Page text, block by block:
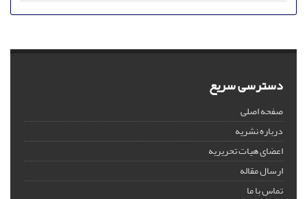
دسترسی سریع
صفحه اصلی
درباره نشریه
اعضای هیات تحریریه
ارسال مقاله
تماس با ما